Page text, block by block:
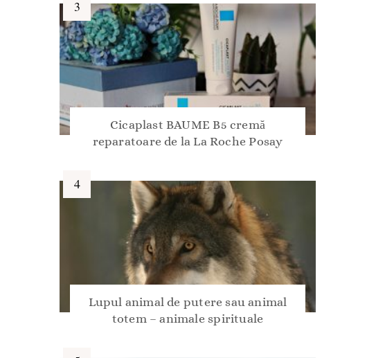
Cicaplast BAUME B5 cremă
reparatoare de la La Roche Posay
Lupul animal de putere sau animal
totem – animale spirituale